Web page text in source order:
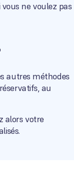
ne voulez pas
autres méthodes
au
alors votre